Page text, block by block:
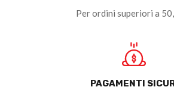
Per ordini superiori a
PAGAMENTI